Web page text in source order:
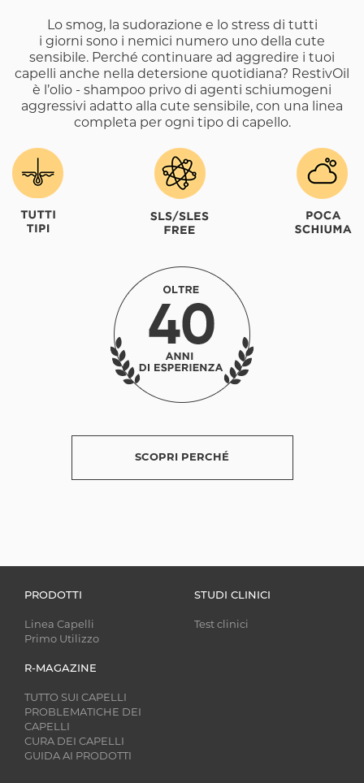
Lo smog, la sudorazione e lo stress di tutti
i giorni sono i nemici numero uno della cute
sensibile. Perché continuare ad aggredire i tuoi
capelli anche nella detersione quotidiana? RestivOil
è l’olio - shampoo privo di agenti schiumogeni
aggressivi adatto alla cute sensibile, con una linea
completa per ogni tipo di capello.
Image Image
Image
SCOPRI PERCHÉ
PRODOTTI
Linea Capelli
Primo Utilizzo
STUDI CLINICI
Test clinici
R-MAGAZINE
TUTTO SUI CAPELLI
PROBLEMATICHE DEI
CAPELLI
CURA DEI CAPELLI
GUIDA AI PRODOTTI